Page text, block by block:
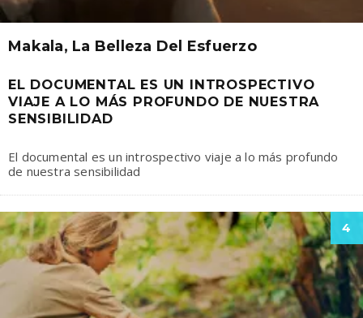
Makala, La Belleza Del Esfuerzo
EL DOCUMENTAL ES UN INTROSPECTIVO
VIAJE A LO MÁS PROFUNDO DE NUESTRA
SENSIBILIDAD
El documental es un introspectivo viaje a lo más profundo
de nuestra sensibilidad
4